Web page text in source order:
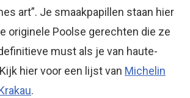
art”. Je smaakpapillen staan hier
originele Poolse gerechten die ze
must als je van haute-
hier voor een lijst van Michelin
.